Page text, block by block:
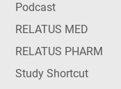
Podcast
RELATUS MED
RELATUS PHARM
Study Shortcut